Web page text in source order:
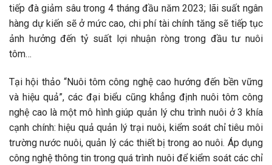
tiếp đà giảm sâu trong 4 tháng đầu năm 2023; lãi suất ngân
hàng dự kiến sẽ ở mức cao, chi phí tài chính tăng sẽ tiếp tục
ảnh hưởng đến tỷ suất lợi nhuận ròng trong đầu tư nuôi
tôm…
Tại hội thảo “Nuôi tôm công nghệ cao hướng đến bền vững
và hiệu quả”, các đại biểu cũng khẳng định nuôi tôm công
nghệ cao là một mô hình giúp quản lý chu trình nuôi ở 3 khía
cạnh chính: hiệu quả quản lý trại nuôi, kiểm soát chỉ tiêu môi
trường nước nuôi, quản lý các thiết bị trong ao nuôi. Áp dụng
công nghệ thông tin trong quá trình nuôi để kiểm soát các chỉ